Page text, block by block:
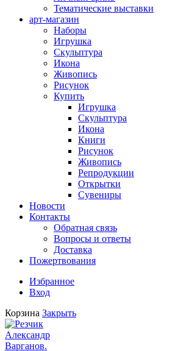
Тематические выставки
арт-магазин
Наборы
Игрушка
Скульптура
Икона
Живопись
Рисунок
Купить
Игрушка
Скульптура
Икона
Книги
Рисунок
Живопись
Репродукции
Открытки
Сувениры
Новости
Контакты
Обратная связь
Вопросы и ответы
Доставка
Пожертвования
Избранное
Вход
Корзина Закрыть